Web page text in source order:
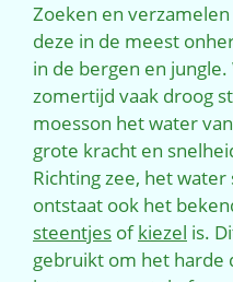
Zoeken en
deze in de meest
in de bergen en
zomertijd vaak droog
moesson het water
grote kracht en
Richting zee, het
ontstaat ook het
steentjes ofkiezel is.
gebruikt om het harde